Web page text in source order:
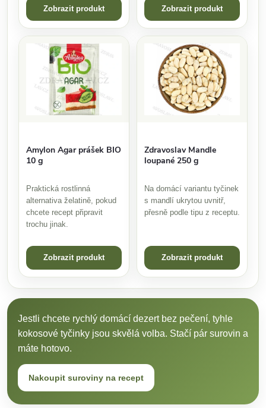
Zobrazit produkt Zobrazit produkt
Amylon Agar prášek BIO
10 g
Praktická rostlinná
alternativa želatině, pokud
chcete recept připravit
trochu jinak.
Zobrazit produkt
Zdravoslav Mandle
loupané 250 g
Na domácí variantu tyčinek
s mandlí ukrytou uvnitř,
přesně podle tipu z receptu.
Zobrazit produkt
Jestli chcete rychlý domácí dezert bez pečení, tyhle
kokosové tyčinky jsou skvělá volba. Stačí pár surovin a
máte hotovo.
Nakoupit suroviny na recept